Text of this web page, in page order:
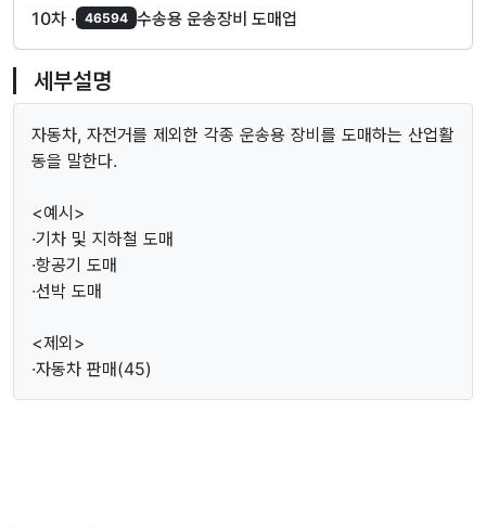
10차 · 46594 수송용 운송장비 도매업
세부설명
자동차, 자전거를 제외한 각종 운송용 장비를 도매하는 산업활
동을 말한다.
<예시>
·기차 및 지하철 도매
·항공기 도매
·선박 도매
<제외>
·자동차 판매(45)